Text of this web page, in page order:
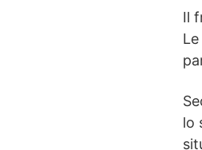
Il
lo